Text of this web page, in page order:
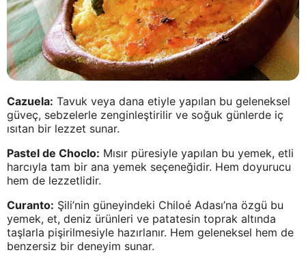
Cazuela: Tavuk veya dana etiyle yapılan bu geleneksel
güveç, sebzelerle zenginleştirilir ve soğuk günlerde iç
ısıtan bir lezzet sunar.
Pastel de Choclo: Mısır püresiyle yapılan bu yemek, etli
harcıyla tam bir ana yemek seçeneğidir. Hem doyurucu
hem de lezzetlidir.
Curanto: Şili’nin güneyindeki Chiloé Adası’na özgü bu
yemek, et, deniz ürünleri ve patatesin toprak altında
taşlarla pişirilmesiyle hazırlanır. Hem geleneksel hem de
benzersiz bir deneyim sunar.